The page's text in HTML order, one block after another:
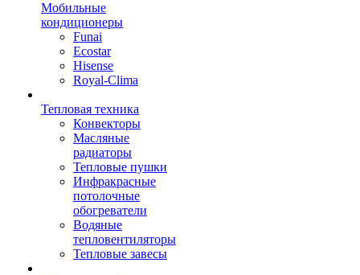
Мобильные
кондиционеры
Funai
Ecostar
Hisense
Royal-Clima
Тепловая техника
Конвекторы
Масляные
радиаторы
Тепловые пушки
Инфракрасные
потолочные
обогреватели
Водяные
тепловентиляторы
Тепловые завесы